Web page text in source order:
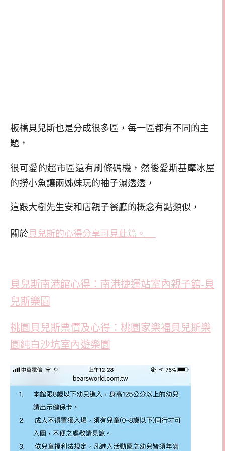
板橋貝兒斯也是分成很多區，每一區都有不同的主
題，
很可愛的超市區還有刷條碼機，然後愛斯基摩冰屋
的撈小魚讓兩姊妹玩的袖子濕透透，
這跟大樹先生安和店親子餐廳的概念有點類似，
關於貝兒斯的心得分享可見此篇。
貝兒斯南港館心得：南港捷運站室內親子館-貝
兒斯樂園
桃園貝兒斯票價及心得：桃園家樂福貝兒斯樂
園純白沙坑室內遊樂園